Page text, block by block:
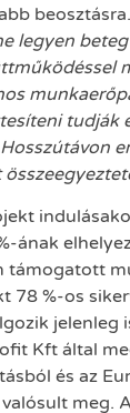
legyen
tudják
ának
támogatott
78 %-os
jelenleg
Kft által
és az
meg.